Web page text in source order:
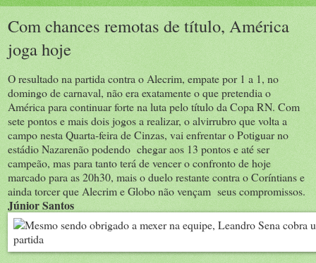
Com chances remotas de título, América
joga hoje
O resultado na partida contra o Alecrim, empate por 1 a 1, no
domingo de carnaval, não era exatamente o que pretendia o
América para continuar forte na luta pelo título da Copa RN. Com
sete pontos e mais dois jogos a realizar, o alvirrubro que volta a
campo nesta Quarta-feira de Cinzas, vai enfrentar o Potiguar no
estádio Nazarenão podendo chegar aos 13 pontos e até ser
campeão, mas para tanto terá de vencer o confronto de hoje
marcado para as 20h30, mais o duelo restante contra o Coríntians e
ainda torcer que Alecrim e Globo não vençam seus compromissos.
Júnior Santos